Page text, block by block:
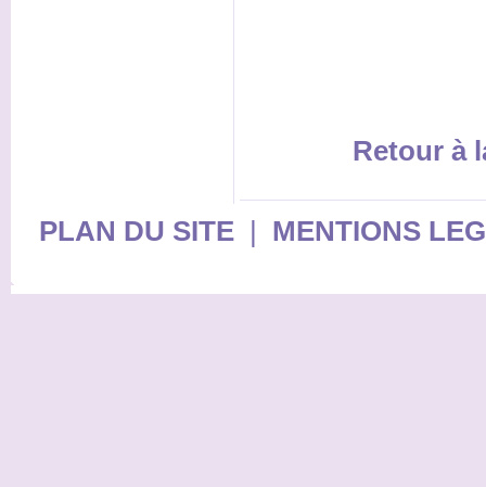
Retour à
PLAN DU SITE| MENTIONS